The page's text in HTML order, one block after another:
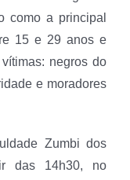
como a principal
15 e 29 anos e
negros do
e moradores
Zumbi dos
das 14h30, no